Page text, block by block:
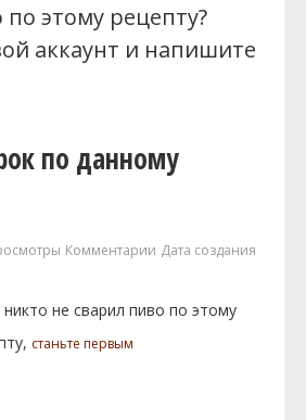
этому рецепту?
аккаунт и напишите
по данному
Комментарии Дата создания
не сварил пиво по этому
станьте первым